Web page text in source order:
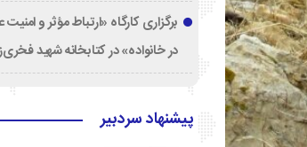
برگزاری کارگاه «ارتباط مؤثر و
در خانواده» در کتابخانه شهید
پیشنهاد سردبیر